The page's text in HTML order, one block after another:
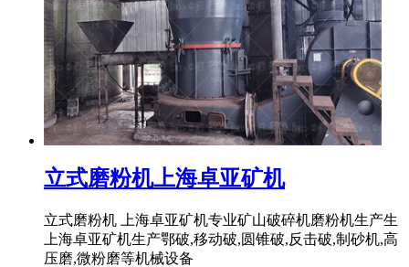
立式磨粉机上海卓亚矿机
立式磨粉机 上海卓亚矿机专业矿山破碎机磨粉机生产生
上海卓亚矿机生产鄂破,移动破,圆锥破,反击破,制砂机,高
压磨,微粉磨等机械设备